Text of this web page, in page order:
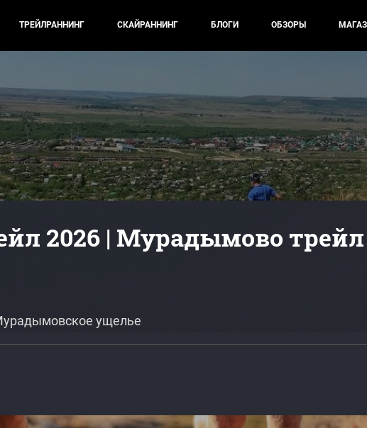
ТРЕЙЛРАННИНГ СКАЙРАННИНГ БЛОГИ ОБЗОРЫ
2026 | Мурадымово трейл
ущелье